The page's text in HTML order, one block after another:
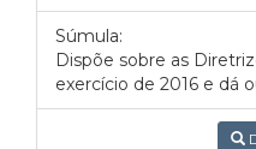
Súmula:
Dispõe sobre as
exercício de 2016 e dá